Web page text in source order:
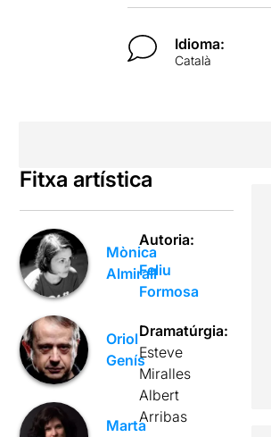
Idioma:
Català
Fitxa artística
Mònica
Almirall
Oriol
Genís
Marta
Autoria:
Feliu
Formosa
Dramatúrgia:
Esteve
Miralles
Albert
Arribas